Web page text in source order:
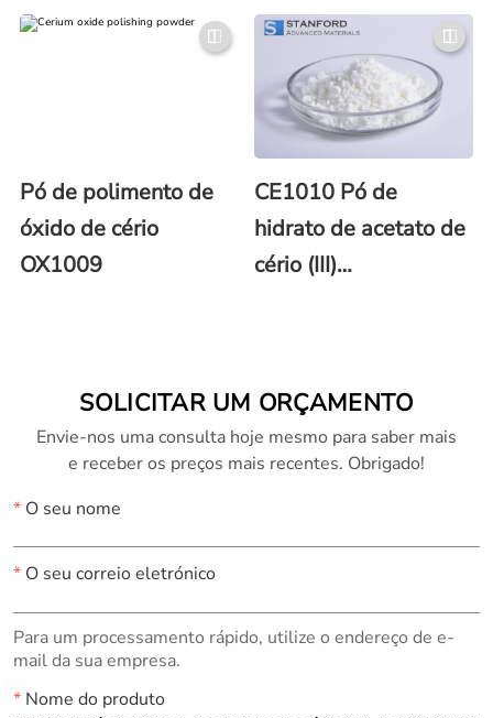
38-3)
Pó de polimento de
óxido de cério
OX1009
CE1010 Pó de
hidrato de acetato de
cério (III)
SOLICITAR UM ORÇAMENTO
Envie-nos uma consulta hoje mesmo para saber mais
e receber os preços mais recentes. Obrigado!
*O seu nome
*O seu correio eletrónico
Para um processamento rápido, utilize o endereço de e-
mail da sua empresa.
*Nome do produto